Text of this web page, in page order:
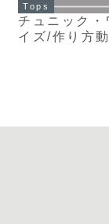
Tops
チュニック
イズ/作り方